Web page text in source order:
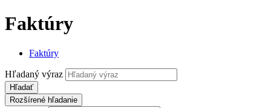
Faktúry
Faktúry
Hľadaný výraz
Hľadať
Rozšírené hľadanie